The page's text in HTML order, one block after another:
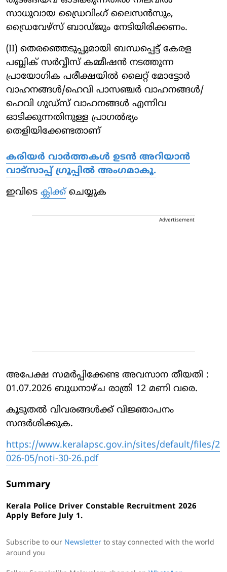
സാധുവായ ഡ്രൈവിംഗ് ലൈസന്‍സും,
ഡ്രൈവേഴ്സ് ബാഡ്ജും നേടിയിരിക്കണം.
(II) തെരഞ്ഞെടുപ്പുമായി ബന്ധപ്പെട്ട് കേരള
പബ്ലിക് സര്‍വ്വീസ് കമ്മീഷന്‍ നടത്തുന്ന
പ്രായോഗിക പരീക്ഷയില്‍ ലൈറ്റ് മോട്ടോര്‍
വാഹനങ്ങള്‍/ഹെവി പാസഞ്ചര്‍ വാഹനങ്ങള്‍/
ഹെവി ഗുഡ്സ് വാഹനങ്ങള്‍ എന്നിവ
ഓടിക്കുന്നതിനുള്ള പ്രാഗല്‍ഭ്യം
തെളിയിക്കേണ്ടതാണ്
കരിയർ വാർത്തകൾ ഉടൻ അറിയാൻ
വാട്സാപ്പ് ഗ്രൂപ്പിൽ അംഗമാകൂ.
ഇവിടെ ക്ലിക്ക്ചെയ്യുക
Advertisement
അപേക്ഷ സമർപ്പിക്കേണ്ട അവസാന തീയതി :
01.07.2026 ബുധനാഴ്ച രാത്രി 12 മണി വരെ.
കൂടുതൽ വിവരങ്ങൾക്ക് വിജ്ഞാപനം
സന്ദർശിക്കുക.
https://www.keralapsc.gov.in/sites/default/files/2
026-05/noti-30-26.pdf
Summary
Kerala Police Driver Constable Recruitment 2026
Apply Before July 1.
Subscribe to our Newsletter to stay connected with the world
around you